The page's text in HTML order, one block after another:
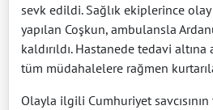
sevk edildi. Sağlık ekiplerince
yapılan Coşkun, ambulansla
kaldırıldı. Hastanede tedavi altına
tüm müdahalelere rağmen
Olayla ilgili Cumhuriyet